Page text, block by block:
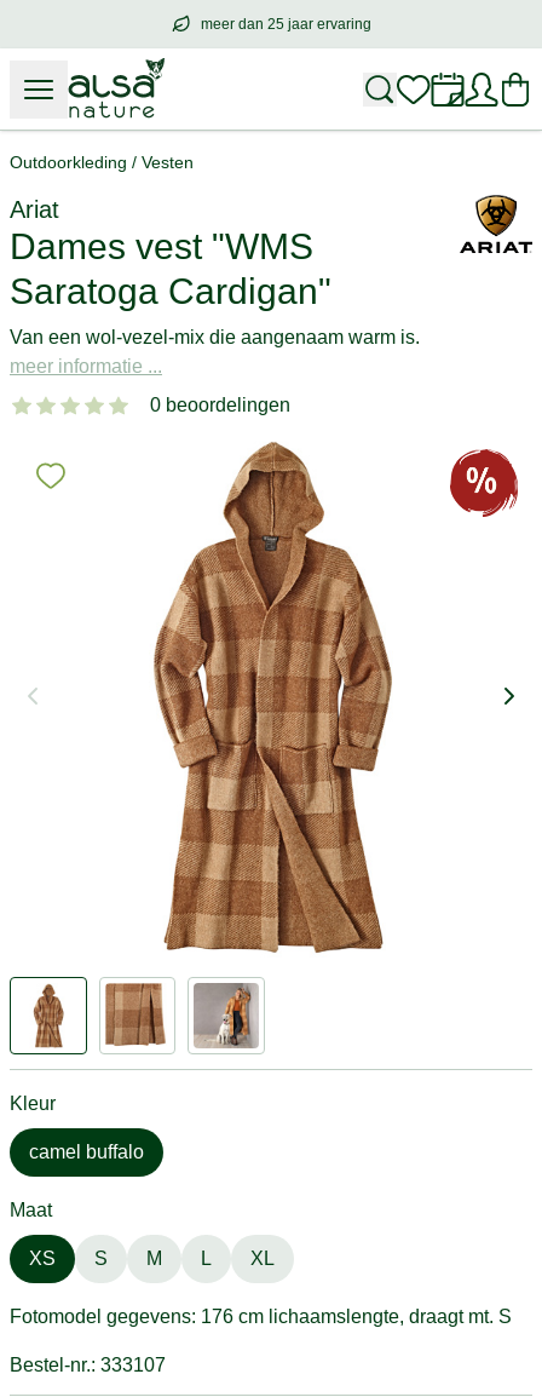
meer dan 25 jaar ervaring
meer dan25 jaar ervaring
Outdoorkleding / Vesten
Ariat
Dames vest "WMS
Saratoga Cardigan"
Van een wol-vezel-mix die aangenaam warm is.
meer informatie ...
0 beoordelingen
Kleur
camel buffalo
Maat
XS S M L XL
Fotomodel gegevens: 176 cm lichaamslengte, draagt mt. S
Bestel-nr.: 333107